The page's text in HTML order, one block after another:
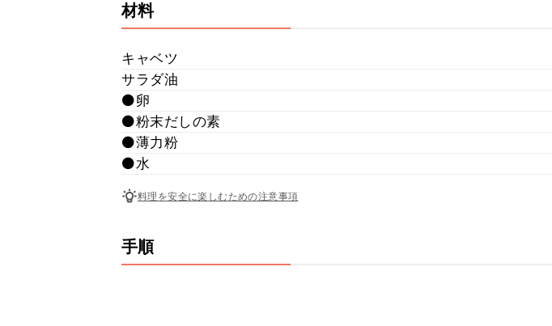
材料
キャベツ
サラダ油
⚫卵
⚫粉末だしの素
⚫薄力粉
⚫水
料理を安全に楽しむための注意事項
手順